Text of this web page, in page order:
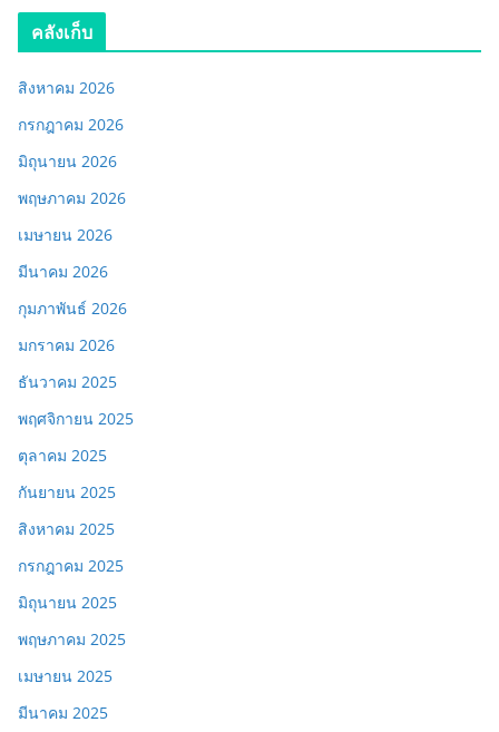
คลังเก็บ
สิงหาคม 2026
กรกฎาคม 2026
มิถุนายน 2026
พฤษภาคม 2026
เมษายน 2026
มีนาคม 2026
กุมภาพันธ์ 2026
มกราคม 2026
ธันวาคม 2025
พฤศจิกายน 2025
ตุลาคม 2025
กันยายน 2025
สิงหาคม 2025
กรกฎาคม 2025
มิถุนายน 2025
พฤษภาคม 2025
เมษายน 2025
มีนาคม 2025